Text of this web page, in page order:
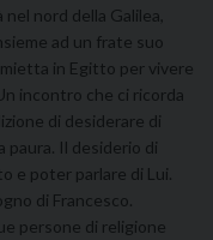
nord della Galilea,
ad un frate suo
in Egitto per vivere
incontro che ci ricorda
di desiderare di
paura. Il desiderio di
e poter parlare di Lui.
di Francesco.
persone di religione